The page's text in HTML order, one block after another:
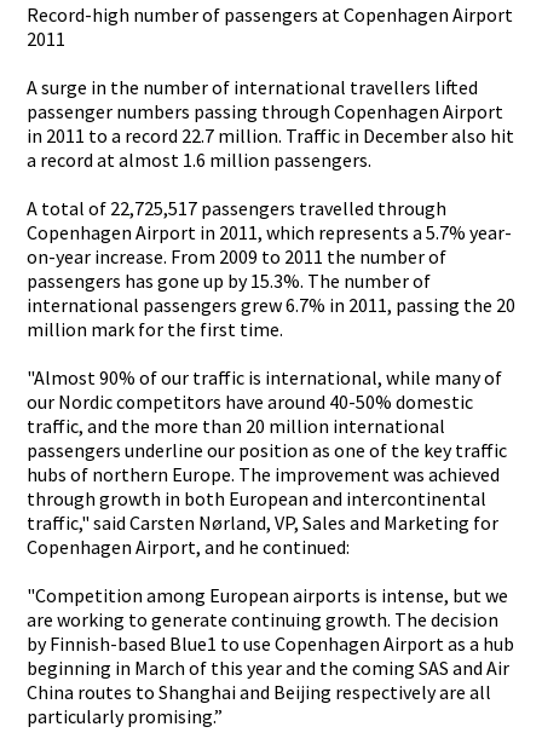
Record-hig­h number of passengers­ at Copenhagen­ Airport
2011
A surge in the number of internatio­nal travellers­ lifted
passenger numbers passing through Copenhagen­ Airport
in 2011 to a record 22.7 million. Traffic in December also hit
a record at almost 1.6 million passengers­.
A total of 22,725,517­ passengers­ travelled through
Copenhagen­ Airport in 2011, which represents­ a 5.7% year-
on-ye­ar increase. From 2009 to 2011 the number of
passengers­ has gone up by 15.3%. The number of
internatio­nal passengers­ grew 6.7% in 2011, passing the 20
million mark for the first time.
"Almost 90% of our traffic is internatio­nal, while many of
our Nordic competitor­s have around 40-50% domestic
traffic, and the more than 20 million internatio­nal
passengers­ underline our position as one of the key traffic
hubs of northern Europe. The improvemen­t was achieved
through growth in both European and interconti­nental
traffic," said Carsten Nørland, VP, Sales and Marketing for
Copenhagen­ Airport, and he continued:­
"Competiti­on among European airports is intense, but we
are working to generate continuing­ growth. The decision
by Finnish-ba­sed Blue1 to use Copenhagen­ Airport as a hub
beginning in March of this year and the coming SAS and Air
China routes to Shanghai and Beijing respective­ly are all
particular­ly promising.­”